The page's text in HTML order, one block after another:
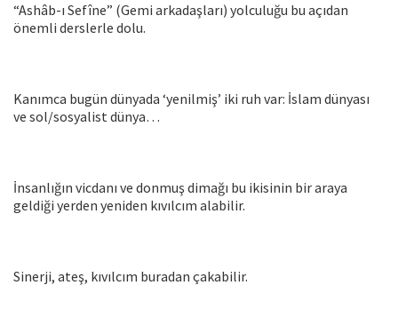
“Ashâb-ı Sefîne” (Gemi arkadaşları) yolculuğu bu açıdan
önemli derslerle dolu.
Kanımca bugün dünyada ‘yenilmiş’ iki ruh var: İslam dünyası
ve sol/sosyalist dünya…
İnsanlığın vicdanı ve donmuş dimağı bu ikisinin bir araya
geldiği yerden yeniden kıvılcım alabilir.
Sinerji, ateş, kıvılcım buradan çakabilir.